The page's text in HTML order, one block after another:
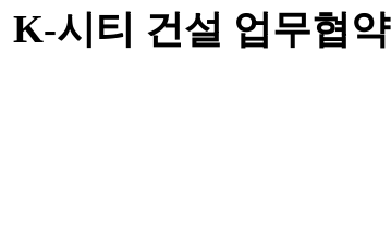
K-시티 건설 업무협약